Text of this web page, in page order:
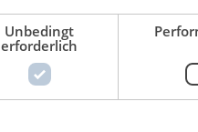
Unbedingt
erforderlich